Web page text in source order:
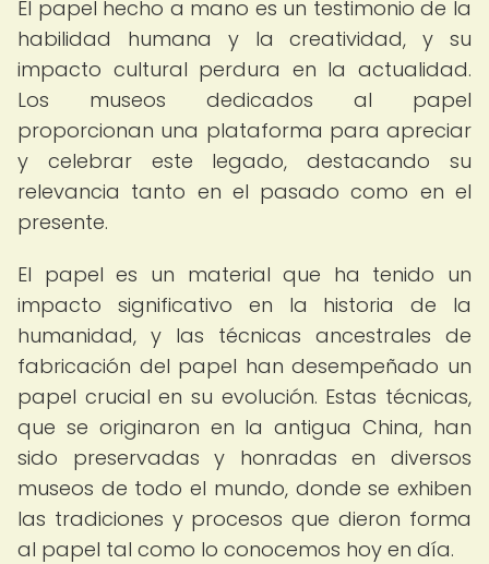
El papel hecho a mano es un testimonio de la
habilidad humana y la creatividad, y su
impacto cultural perdura en la actualidad.
Los museos dedicados al papel
proporcionan una plataforma para apreciar
y celebrar este legado, destacando su
relevancia tanto en el pasado como en el
presente.
El papel es un material que ha tenido un
impacto significativo en la historia de la
humanidad, y las técnicas ancestrales de
fabricación del papel han desempeñado un
papel crucial en su evolución. Estas técnicas,
que se originaron en la antigua China, han
sido preservadas y honradas en diversos
museos de todo el mundo, donde se exhiben
las tradiciones y procesos que dieron forma
al papel tal como lo conocemos hoy en día.